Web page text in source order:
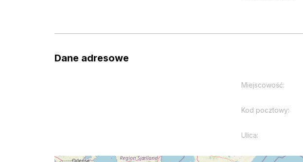
Dane adresowe
Miejscowość:
Kod pocztowy:
Ulica: